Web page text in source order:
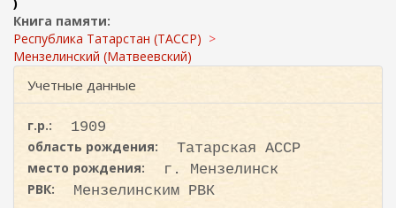
и
с
к
Книга памяти:
Республика Татарстан (ТАССР)
Мензелинский (Матвеевский)
Учетные данные
г.р.:
1909
область рождения:
Татарская АССР
место рождения:
г. Мензелинск
РВК:
Мензелинским РВК